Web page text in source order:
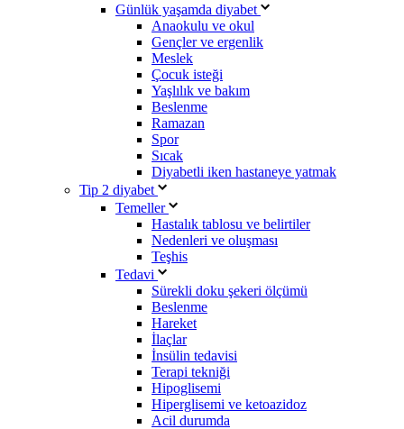
Günlük yaşamda diyabet
Anaokulu ve okul
Gençler ve ergenlik
Meslek
Çocuk isteği
Yaşlılık ve bakım
Beslenme
Ramazan
Spor
Sıcak
Diyabetli iken hastaneye yatmak
Tip 2 diyabet
Temeller
Hastalık tablosu ve belirtiler
Nedenleri ve oluşması
Teşhis
Tedavi
Sürekli doku şekeri ölçümü
Beslenme
Hareket
İlaçlar
İnsülin tedavisi
Terapi tekniği
Hipoglisemi
Hiperglisemi ve ketoazidoz
Acil durumda